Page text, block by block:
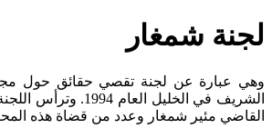
لجنة شمغار
وهي عبارة عن لجنة تقصي حقائق حول
الشريف في الخليل العام
القاضي مئير شمغار وعدد من قضاة هذه